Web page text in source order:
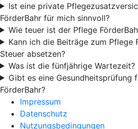
Ist eine private
FörderBahr für mich sinnvoll?
Wie teuer ist der Pflege
Kann ich die Beiträge zum Pflege
Steuer absetzen?
Was ist die fünfjährige Wartezeit?
Gibt es eine Gesundheitsprüfung
FörderBahr?
Impressum
Datenschutz
Nutzungsbedingungen